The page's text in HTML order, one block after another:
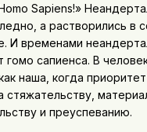
Sapiens!»
а растворились в
И временами
гомо сапиенса. В
наша, когда
стяжательству,
и преуспеванию.